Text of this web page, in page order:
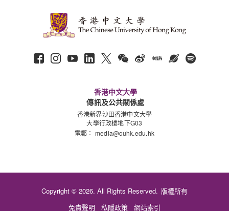
香港中文大學
傳訊及公共關係處
香港新界沙田香港中文大學
大學行政樓地下G03
電郵： media@cuhk.edu.hk
Copyright © 2026. All Rights Reserved. 版權所有
免責聲明
私隱政策 網站索引